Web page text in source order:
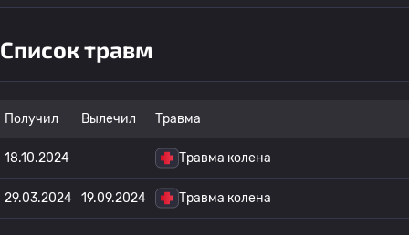
Список травм
Получил Вылечил Травма
18.10.2024 Травма колена
29.03.2024 19.09.2024 Травма колена